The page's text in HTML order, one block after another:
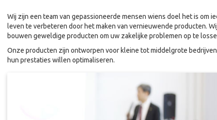
Wij zijn een team van gepassioneerde mensen wiens doel het is om
leven te verbeteren door het maken van vernieuwende producten.
bouwen geweldige producten om uw zakelijke problemen op te
Onze producten zijn ontworpen voor kleine tot middelgrote
hun prestaties willen optimaliseren.